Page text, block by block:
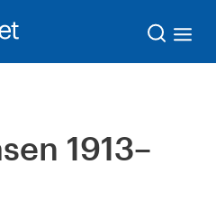
1913–